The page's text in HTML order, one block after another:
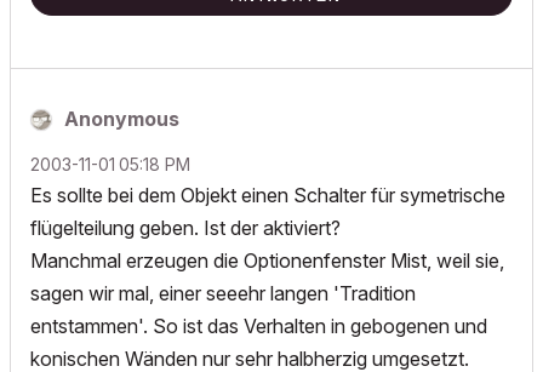
Anonymous
‎2003-11-01 05:18 PM
Es sollte bei dem Objekt einen Schalter für symetrische
flügelteilung geben. Ist der aktiviert?
Manchmal erzeugen die Optionenfenster Mist, weil sie,
sagen wir mal, einer seeehr langen 'Tradition
entstammen'. So ist das Verhalten in gebogenen und
konischen Wänden nur sehr halbherzig umgesetzt.